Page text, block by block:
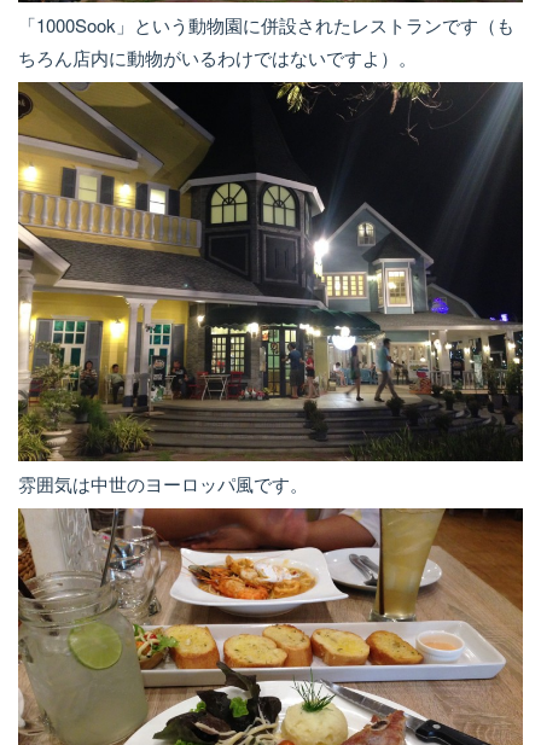
「1000Sook」という動物園に併設されたレストランです（も
ちろん店内に動物がいるわけではないですよ）。
雰囲気は中世のヨーロッパ風です。